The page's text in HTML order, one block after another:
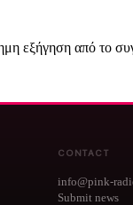
εξήγηση από το
CONTACT
info@pink-
Submit news